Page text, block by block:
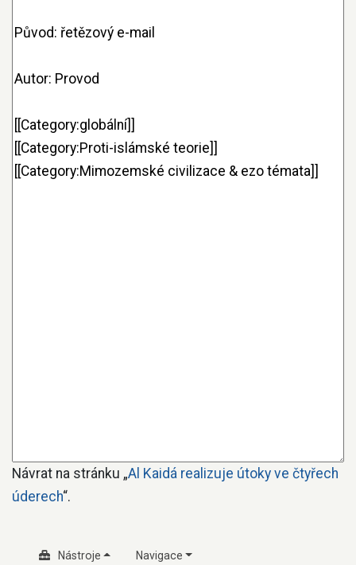
Návrat na stránku „Al Kaidá realizuje útoky ve čtyřech
úderech“.
Nástroje Navigace